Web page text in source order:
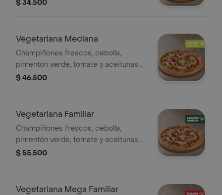
$ 34.500
Vegetariana Mediana
Champiñones frescos, cebolla,
pimentón verde, tomate y aceitunas
negras - 8 porciones. Incluye Salsa
$ 46.500
Vegetariana Familiar
Champiñones frescos, cebolla,
pimentón verde, tomate y aceitunas
negras. - 10 porciones. Incluye Salsa
$ 55.500
Vegetariana Mega Familiar